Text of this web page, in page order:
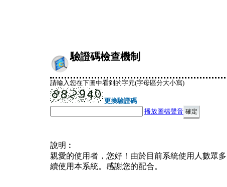
驗證碼檢查機制
請輸入您在下圖中看到的字元(字母區分大小寫)
更換驗證碼
播放圖檔聲音
說明︰
親愛的使用者，您好！由於目前系統使用人數眾
續使用本系統。感謝您的配合。